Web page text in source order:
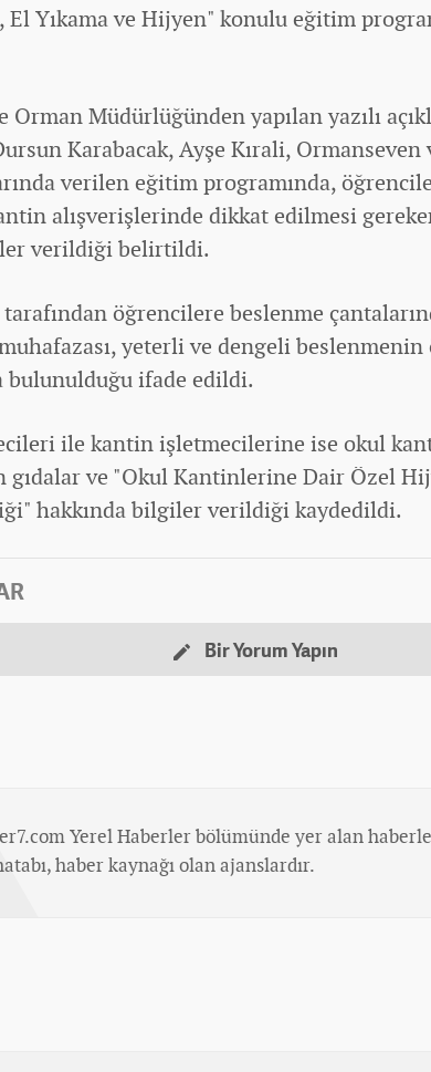
El Yıkama ve Hijyen" konulu eğitim
Orman Müdürlüğünden yapılan yazılı
Karabacak, Ayşe Kırali, Ormanseven
verilen eğitim programında,
alışverişlerinde dikkat edilmesi
verildiği belirtildi.
öğrencilere beslenme
yeterli ve dengeli
bulunulduğu ifade edildi.
ile kantin işletmecilerine ise okul
gıdalar ve "Okul Kantinlerine Dair Özel
hakkında bilgiler verildiği kaydedildi.
Bir Yorum Yapın
Yerel Haberler bölümünde yer alan
haber kaynağı olan ajanslardır.